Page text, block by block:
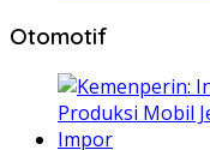
Otomotif